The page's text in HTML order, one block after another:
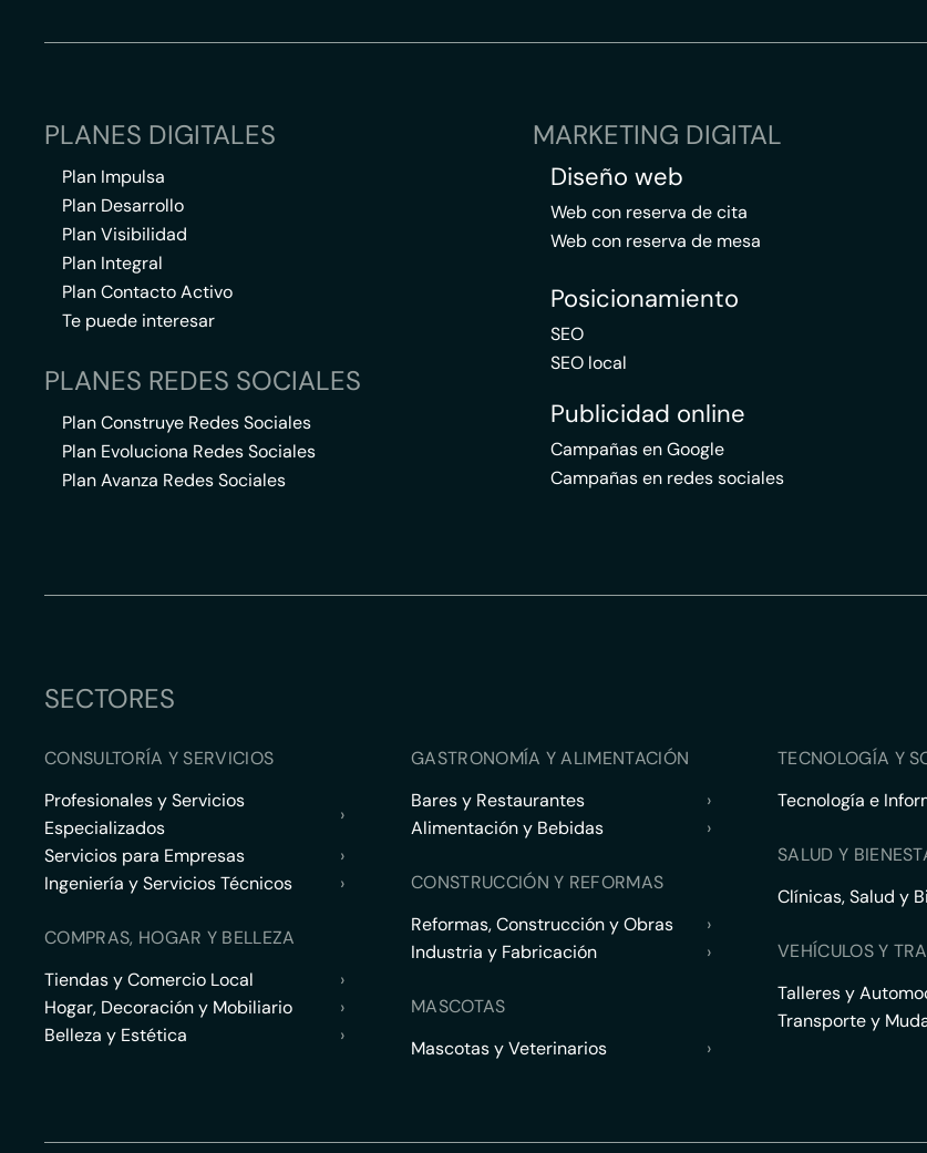
PLANES DIGITALES
Plan Impulsa
Plan Desarrollo
Plan Visibilidad
Plan Integral
Plan Contacto Activo
Te puede interesar
PLANES REDES SOCIALES
Plan Construye Redes Sociales
Plan Evoluciona Redes Sociales
Plan Avanza Redes Sociales
MARKETING DIGITAL
Diseño web
Web con reserva de cita
Web con reserva de mesa
Posicionamiento
SEO
SEO local
Publicidad online
Campañas en Google
Campañas en redes sociales
SECTORES
CONSULTORÍA Y SERVICIOS
Profesionales y Servicios
Especializados
›
Servicios para Empresas
›
Ingeniería y Servicios Técnicos
›
COMPRAS, HOGAR Y BELLEZA
Tiendas y Comercio Local
›
Hogar, Decoración y Mobiliario
›
Belleza y Estética
›
GASTRONOMÍA Y ALIMENTACIÓN
Bares y Restaurantes
›
Alimentación y Bebidas
›
CONSTRUCCIÓN Y REFORMAS
Reformas, Construcción y Obras
›
Industria y Fabricación
›
MASCOTAS
Mascotas y Veterinarios
›
TECNOLOGÍA Y
Tecnología e
SALUD Y
Clínicas, Salud y
VEHÍCULOS Y
Talleres y
Transporte y